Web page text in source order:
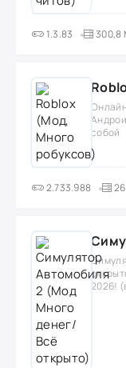
1.3.83 300,8
собой
2.733.988
2026!